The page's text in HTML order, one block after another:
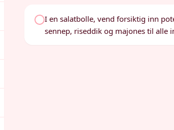
I en salatbolle, vend forsiktig inn
sennep, riseddik og majones til alle